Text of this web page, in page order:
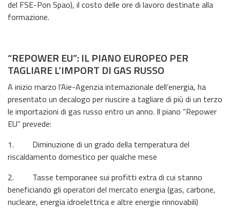
del FSE-Pon Spao), il costo delle ore di lavoro destinate alla
formazione.
“REPOWER EU”: IL PIANO EUROPEO PER
TAGLIARE L’IMPORT DI GAS RUSSO
A inizio marzo l’Aie-Agenzia internazionale dell’energia, ha
presentato un decalogo per riuscire a tagliare di più di un terzo
le importazioni di gas russo entro un anno. Il piano “Repower
EU” prevede:
1. Diminuzione di un grado della temperatura del
riscaldamento domestico per qualche mese
2. Tasse temporanee sui profitti extra di cui stanno
beneficiando gli operatori del mercato energia (gas, carbone,
nucleare, energia idroelettrica e altre energie rinnovabili)